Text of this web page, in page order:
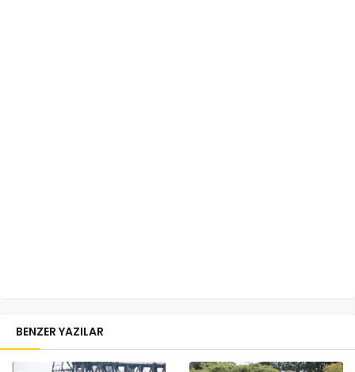
BENZER YAZILAR